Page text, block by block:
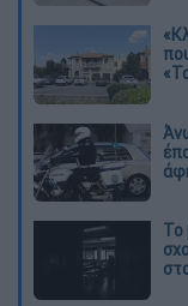
Το